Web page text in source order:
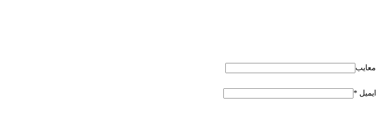
معایب
ایمیل *